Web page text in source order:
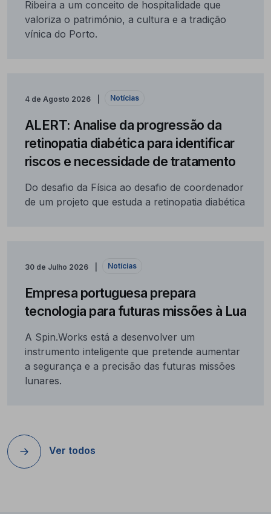
Ribeira a um conceito de hospitalidade que
valoriza o património, a cultura e a tradição
vínica do Porto.
4 de Agosto 2026 Notícias
ALERT: Analise da progressão da
retinopatia diabética para identificar
riscos e necessidade de tratamento
Do desafio da Física ao desafio de coordenador
de um projeto que estuda a retinopatia diabética
30 de Julho 2026 Notícias
Empresa portuguesa prepara
tecnologia para futuras missões à Lua
A Spin.Works está a desenvolver um
instrumento inteligente que pretende aumentar
a segurança e a precisão das futuras missões
lunares.
Ver todos